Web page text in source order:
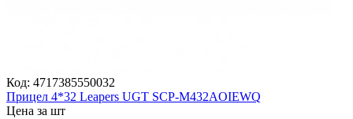
Код: 4717385550032
Прицел 4*32 Leapers UGT SCP-M432AOIEWQ
Цена за шт